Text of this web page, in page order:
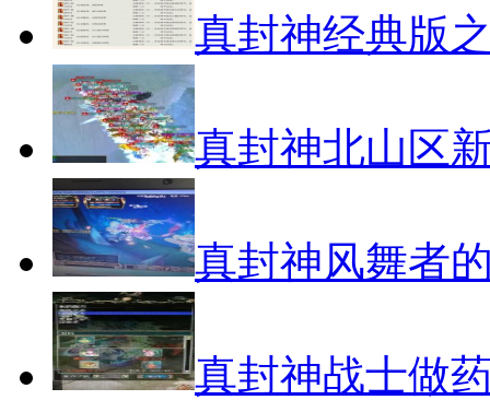
真封神经典版
真封神北山区
真封神风舞者
真封神战士做